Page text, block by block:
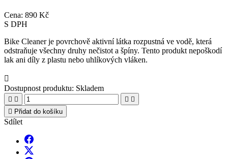
Cena: 890 Kč
S DPH
Bike Cleaner je povrchově aktivní látka rozpustná ve vodě, která
odstraňuje všechny druhy nečistot a špíny. Tento produkt nepoškodí
lak ani díly z plastu nebo uhlíkových vláken.

Dostupnost produktu: Skladem
   
 Přidat do košíku
Sdílet